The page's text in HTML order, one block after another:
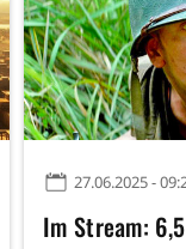
27.06.2025 -
Im Stream: